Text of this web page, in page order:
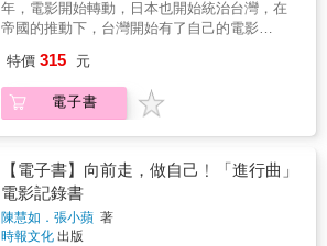
護神？基多拉和哥吉拉，哪一隻才是最強怪
獸？第一隻攻擊廣島的東寶怪獸不是哥吉拉？
手塚治虫曾擔任《哥吉拉》續集劇本比賽的評
審？畫家兼特技演員破李拳竜身兼三職：畫分
鏡表，穿上基多拉裝表演，還要當鋼絲技師？
在拍攝哥吉拉一路向北破壞鹿兒島城、熊本城
提姆·波頓的電影客串過？史上第一個站在哥吉
拉背上的人是誰？《哥吉拉-1.0》為了錄製更響
亮的吼聲而被民眾投訴？
論》（Kirkus Reviews） 「發人省思、直
率且影響深遠。」──《書單》（Booklist）雜
誌，星級評論 「賦予名人回憶錄智慧與生
歡。」──《出版者周刊》（Publishers
Weekly）【重要事件】1. 票房：朱浩偉導演生
涯所創造的電影總票房，超過20億美元。2. 榮
譽：獲《時代》雜誌評選為2025年全球百大影
響人物。3. 流量：南加大畢業典禮演講，親述
個人故事，各種語言字幕版本總計破百萬人次
觀看。4. 新作：《魔法壞女巫：第二部》於
2015年11月21日上映。【本書特色】1. 亞馬遜
手教學的完整國際合作攻略。」──膝關節｜影
評人 王小棣｜導演 王祖鵬／地下電影｜影評人
影后、國立臺北藝術大學劇場設計系及電影系
教授 黃惠偵 ｜獨立電影工作者 膝關節｜影評
人 龍貓大王｜影評人 ▌本書特色 ★國際獨立製
★完整劇本＋刪動場次＋攝影師拍攝日誌＋導
演講評，一窺導演的創作腦 ★西恩．貝克──當
想 ★攝影陳克勤──金馬獎最佳攝影的工作心法
過演戲這面稜鏡，拓展到其他領域。我覺得，
這就是我活下去的動力。」 一位少年，沒有退
路。 一個舞臺，沒有彩排。 一次人生，沒有重
任務》成為賣座電影，以及網路迷因的風行，
這些老牌巨星才有了新時代的面貌。作者從
製作過程與八位巨星的崛起、掙扎與重生，內
容有笑、有荒謬也有衝突，帶大家重溫拳拳到
肉、不靠電腦特效的動作片年代。
「環球先生」阿諾。再來是「他不需要武器，
他自己就是武器」的武術大師羅禮士。布魯
斯．威利接下了那個沒人要演的小人物警察，
范．達美為了一圓武打明星夢到處向人展示他
的劈腿絕技。杜夫．朗格曾經把史特龍打到住
院。最後還有身分成謎的史蒂芬以及我們都很
熟悉的成龍。這些英雄都有獨特的出場方式和
絕招。他們能夠剷除整支軍隊，手法比恐怖分
子更兇狠。他們恢復某種早已喪失的精神：永
不放棄、也永不放開板機。不過，到了1993
年，當《侏儸紀公園》票房打敗《最後魔鬼英
年，電影開始轉動，日本也開始統治台灣，在
帝國的推動下，台灣開始有了自己的電影
的脈動息息相關。1895年，法國盧米埃兄弟在
巴黎放映電影，被視為電影史的起點。也在這
一年，台灣成為日本殖民地，被併入新興的現
義、1930年中後期戰爭動員等階段。 日本
很早就注意到電影作為政治宣傳的作用。日本
首相伊藤博文意識到影像的力量，特別請高松
豐次郎到台灣放映電影並進行政治宣傳。日俄
特價 315 元
電子書
【電子書】向前走，做自己﹗「進行曲」
電影記錄書
陳慧如．張小蘋 著
時報文化 出版